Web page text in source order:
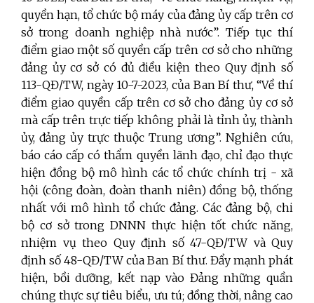
quyền hạn, tổ chức bộ máy của đảng ủy cấp trên cơ
sở trong doanh nghiệp nhà nước”. Tiếp tục thí
điểm giao một số quyền cấp trên cơ sở cho những
đảng ủy cơ sở có đủ điều kiện theo Quy định số
113-QĐ/TW, ngày 10-7-2023, của Ban Bí thư, “Về thí
điểm giao quyền cấp trên cơ sở cho đảng ủy cơ sở
mà cấp trên trực tiếp không phải là tỉnh ủy, thành
ủy, đảng ủy trực thuộc Trung ương”. Nghiên cứu,
báo cáo cấp có thẩm quyền lãnh đạo, chỉ đạo thực
hiện đồng bộ mô hình các tổ chức chính trị - xã
hội (công đoàn, đoàn thanh niên) đồng bộ, thống
nhất với mô hình tổ chức đảng. Các đảng bộ, chi
bộ cơ sở trong DNNN thực hiện tốt chức năng,
nhiệm vụ theo Quy định số 47-QĐ/TW và Quy
định số 48-QĐ/TW của Ban Bí thư. Đẩy mạnh phát
hiện, bồi dưỡng, kết nạp vào Đảng những quần
chúng thực sự tiêu biểu, ưu tú; đồng thời, nâng cao